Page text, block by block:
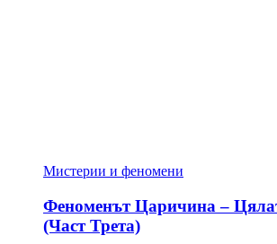
Мистерии и феномени
Феноменът Царичина –
(Част Трета)